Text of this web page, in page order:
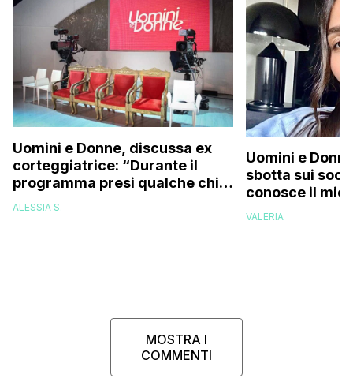
Uomini e Donne, discussa ex
corteggiatrice: “Durante il
programma presi qualche chilo
e mi riempirono di insulti, la
ALESSIA S.
Uomini e
sbotta sui
conosce il mio
deve
VALERIA
MOSTRA I
COMMENTI